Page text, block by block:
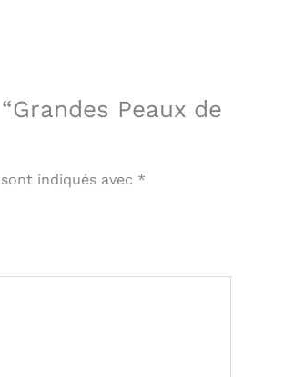
Peaux de
indiqués avec *